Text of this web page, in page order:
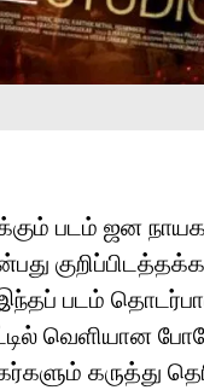
படம் ஜன
இந்தப் படம்
வெளியான
கருத்து